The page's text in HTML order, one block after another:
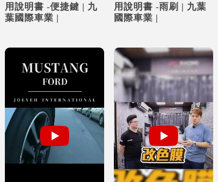
用說明書 -便捷鍵 | 九
葉國際車業 |
用說明書 -雨刷 | 九葉
國際車業 |